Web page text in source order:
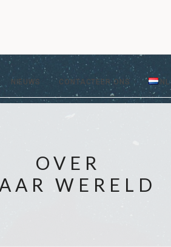
NIEUWS CONTACTEER ONS NL
OVER
WERELD